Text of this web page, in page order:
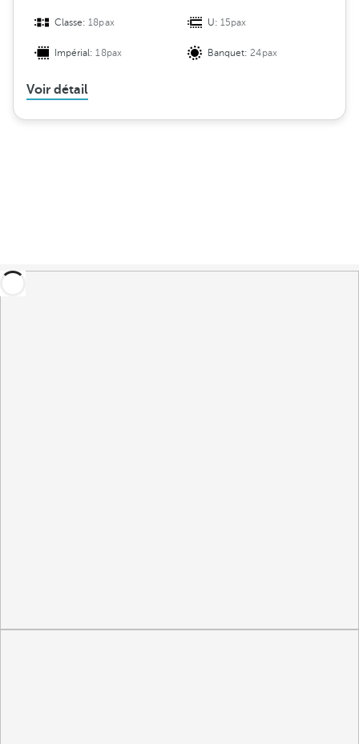
Classe:18pax U:15pax
Impérial:18pax Banquet:24pax
Voir détail